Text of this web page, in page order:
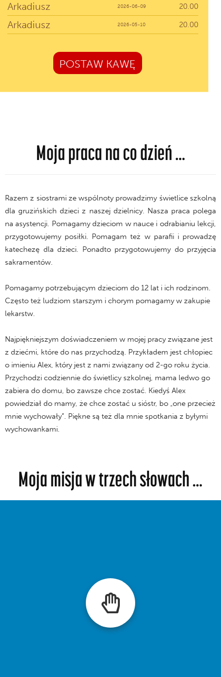
Arkadiusz 2026-06-09 20.00
Arkadiusz 2026-05-10 20.00
POSTAW KAWĘ
Moja praca na co dzień …
Razem z siostrami ze wspólnoty prowadzimy świetlice szkolną
dla gruzińskich dzieci z naszej dzielnicy. Nasza praca polega
na asystencji. Pomagamy dzieciom w nauce i odrabianiu lekcji,
przygotowujemy posiłki. Pomagam też w parafii i prowadzę
katechezę dla dzieci. Ponadto przygotowujemy do przyjęcia
sakramentów.
Pomagamy potrzebującym dzieciom do 12 lat i ich rodzinom.
Często też ludziom starszym i chorym pomagamy w zakupie
lekarstw.
Najpiękniejszym doświadczeniem w mojej pracy związane jest
z dziećmi, które do nas przychodzą. Przykładem jest chłopiec
o imieniu Alex, który jest z nami związany od 2-go roku życia.
Przychodzi codziennie do świetlicy szkolnej, mama ledwo go
zabiera do domu, bo zawsze chce zostać. Kiedyś Alex
powiedział do mamy, że chce zostać u sióstr, bo „one przecież
mnie wychowały”. Piękne są też dla mnie spotkania z byłymi
wychowankami.
Moja misja w trzech słowach …